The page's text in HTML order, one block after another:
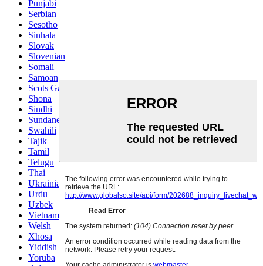
Punjabi
Serbian
Sesotho
Sinhala
Slovak
Slovenian
Somali
Samoan
Scots Gaelic
Shona
Sindhi
Sundanese
Swahili
Tajik
Tamil
Telugu
Thai
Ukrainian
Urdu
Uzbek
Vietnamese
Welsh
Xhosa
Yiddish
Yoruba